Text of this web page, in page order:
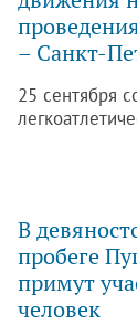
ГМЗ
– Санкт-
25 сентября
Пушкинском
перекрыто
В
пробеге
примут
человек